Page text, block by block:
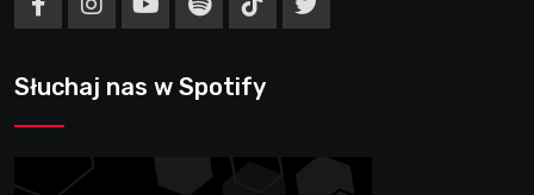
Słuchaj nas w Spotify